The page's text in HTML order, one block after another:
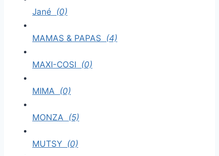
Jané (0)
MAMAS & PAPAS (4)
MAXI-COSI (0)
MIMA (0)
MONZA (5)
MUTSY (0)